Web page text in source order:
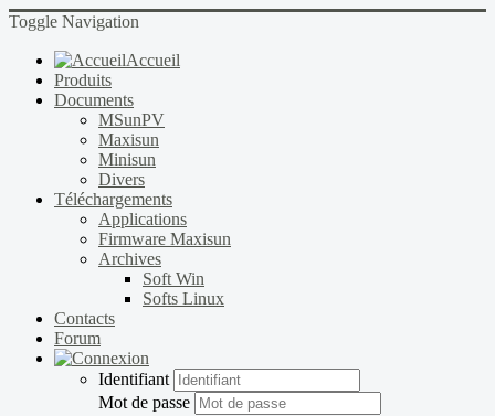
Toggle Navigation
Accueil
Produits
Documents
MSunPV
Maxisun
Minisun
Divers
Téléchargements
Applications
Firmware Maxisun
Archives
Soft Win
Softs Linux
Contacts
Forum
Identifiant
Mot de passe